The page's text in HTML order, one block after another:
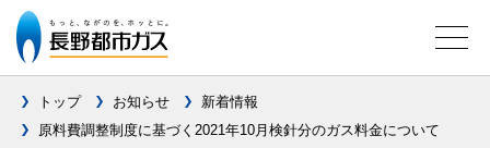
トップ お知らせ
新着情報
原料費調整制度に基づく2021年10月検針分のガス料金について